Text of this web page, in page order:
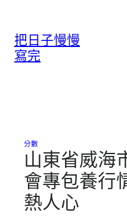
把日子慢慢
寫完
分數
山東省威海
會專包養行
熱人心